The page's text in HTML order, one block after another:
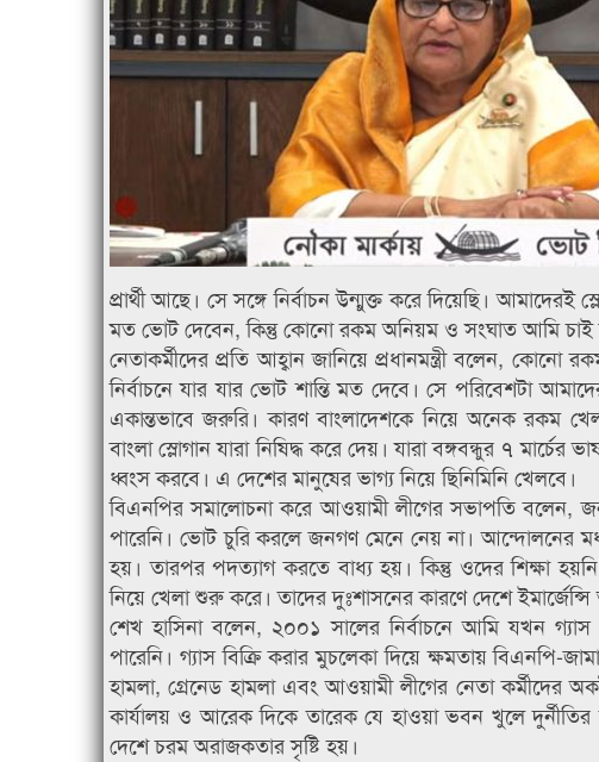
প্রার্থী আছে। সে সঙ্গে নির্বাচন উন্মুক্ত করে দিয়েছি।
মত ভোট দেবেন, কিন্তু কোনো রকম অনিয়ম ও সংঘাত আমি চাই
নেতাকর্মীদের প্রতি আহ্বান জানিয়ে প্রধানমন্ত্রী বলেন,
নির্বাচনে যার যার ভোট শান্তি মত দেবে। সে পরিবেশটা
একান্তভাবে জরুরি। কারণ বাংলাদেশকে নিয়ে অনেক রকম
বাংলা স্লোগান যারা নিষিদ্ধ করে দেয়। যারা বঙ্গবন্ধুর ৭
ধ্বংস করবে। এ দেশের মানুষের ভাগ্য নিয়ে ছিনিমিনি খেলবে।
বিএনপির সমালোচনা করে আওয়ামী লীগের সভাপতি বলেন,
পারেনি। ভোট চুরি করলে জনগণ মেনে নেয় না। আন্দোলনের
হয়। তারপর পদত্যাগ করতে বাধ্য হয়। কিন্তু ওদের শিক্ষা
নিয়ে খেলা শুরু করে। তাদের দুঃশাসনের কারণে দেশে
শেখ হাসিনা বলেন, ২০০১ সালের নির্বাচনে আমি যখন
পারেনি। গ্যাস বিক্রি করার মুচলেকা দিয়ে ক্ষমতায় বিএনপি-
হামলা, গ্রেনেড হামলা এবং আওয়ামী লীগের নেতা কর্মীদের
কার্যালয় ও আরেক দিকে তারেক যে হাওয়া ভবন খুলে দুর্নীতির
দেশে চরম অরাজকতার সৃষ্টি হয়।